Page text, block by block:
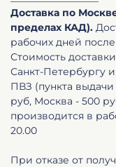
Доставка по
пределах КАД).
рабочих дней
Стоимость
Санкт-Петербургу
ПВЗ (пункта выдачи
руб, Москва - 500
производится в
20.00
При отказе от